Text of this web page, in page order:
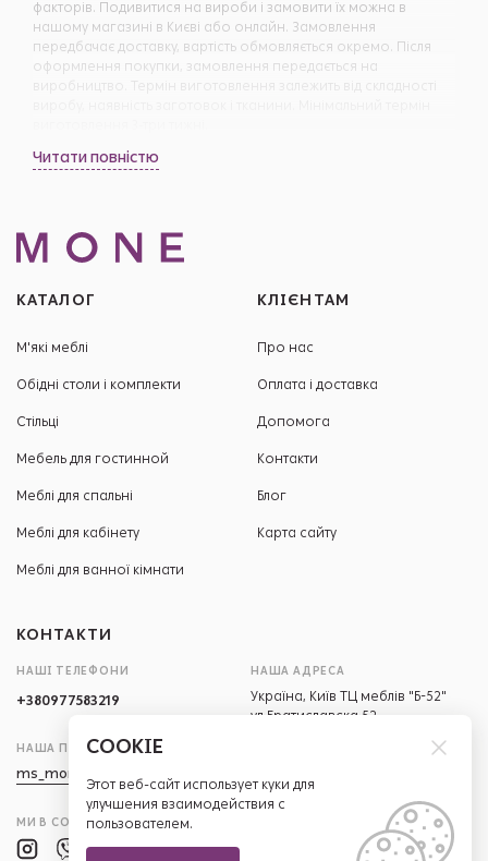
Читати повністю
факторів. Подивитися на вироби і замовити їх можна в
нашому магазині в Києві або онлайн. Замовлення
передбачає доставку, вартість обмовляється окремо. Після
оформлення покупки, замовлення передається на
КАТАЛОГ
М'які меблі
Обідні столи і комплекти
Стільці
Мебель для гостинной
Меблі для спальні
Меблі для кабінету
Меблі для ванної кімнати
КЛІЄНТАМ
Про нас
Оплата і доставка
Допомога
Контакти
Блог
Карта сайту
КОНТАКТИ
НАШІ ТЕЛЕФОНИ
+380977583219
НАША ПОШТА
ms_mone@ukr.net
МИ В СОЦМЕРЕЖАХ
НАША АДРЕСА
Україна, Київ ТЦ меблів "Б-52"
ул.Братиславска 52
10:00-20:00
10:00-19:00
COOKIE
Этот веб-сайт использует куки для
улучшения взаимодействия с
пользователем.